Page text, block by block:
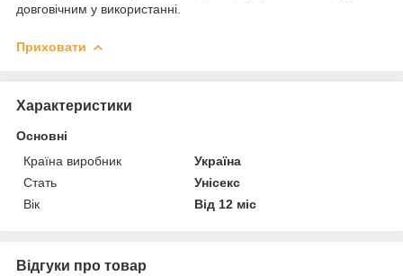
довговічним у використанні.
Приховати
Характеристики
Основні
Країна виробник
Україна
Стать
Унісекс
Вік
Від 12 міс
Відгуки про товар